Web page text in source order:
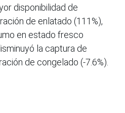
disponibilidad de
de enlatado (111%),
en estado fresco
la captura de
de congelado (-7.6%).